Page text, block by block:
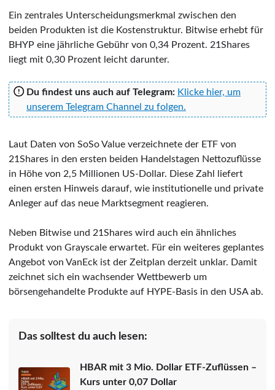
Ein zentrales Unterscheidungsmerkmal zwischen den
beiden Produkten ist die Kostenstruktur. Bitwise erhebt für
BHYP eine jährliche Gebühr von 0,34 Prozent. 21Shares
liegt mit 0,30 Prozent leicht darunter.
Du findest uns auch auf Telegram: Klicke hier, um
unserem Telegram Channel zu folgen.
Laut Daten von SoSo Value verzeichnete der ETF von
21Shares in den ersten beiden Handelstagen Nettozuflüsse
in Höhe von 2,5 Millionen US-Dollar. Diese Zahl liefert
einen ersten Hinweis darauf, wie institutionelle und private
Anleger auf das neue Marktsegment reagieren.
Neben Bitwise und 21Shares wird auch ein ähnliches
Produkt von Grayscale erwartet. Für ein weiteres geplantes
Angebot von VanEck ist der Zeitplan derzeit unklar. Damit
zeichnet sich ein wachsender Wettbewerb um
börsengehandelte Produkte auf HYPE-Basis in den USA ab.
Das solltest du auch lesen:
HBAR mit 3 Mio. Dollar ETF-Zuflüssen –
Kurs unter 0,07 Dollar